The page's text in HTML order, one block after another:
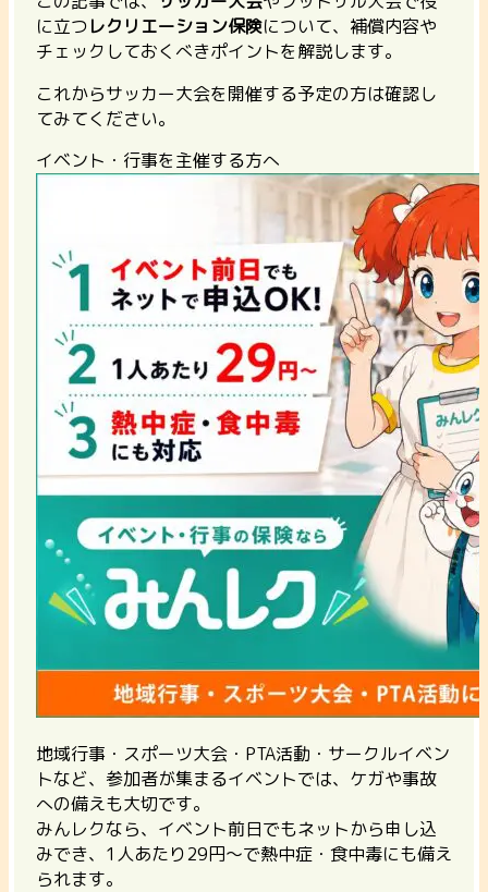
に立つレクリエーション保険について、補償内容や
チェックしておくべきポイントを解説します。
これからサッカー大会を開催する予定の方は確認し
てみてください。
イベント・行事を主催する方へ
地域行事・スポーツ大会・PTA活動・サークルイベン
トなど、参加者が集まるイベントでは、ケガや事故
への備えも大切です。
みんレクなら、イベント前日でもネットから申し込
みでき、1人あたり29円〜で熱中症・食中毒にも備え
られます。